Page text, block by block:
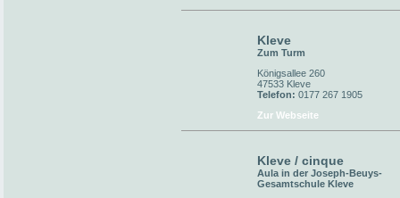
Kleve
Zum Turm
Königsallee 260
47533 Kleve
Telefon: 0177 267 1905
Zur Webseite
Kleve / cinque
Aula in der Joseph-Beuys-
Gesamtschule Kleve